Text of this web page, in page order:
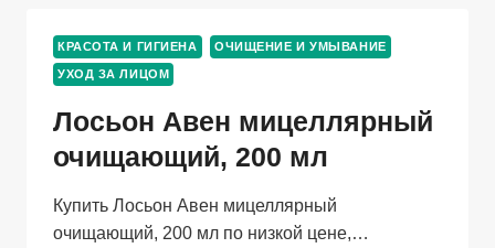
Д/
ЛИЦА,
200
КРАСОТА И ГИГИЕНА ОЧИЩЕНИЕ И УМЫВАНИЕ
УХОД ЗА ЛИЦОМ
Лосьон Авен мицеллярный
очищающий, 200 мл
Купить Лосьон Авен мицеллярный
очищающий, 200 мл по низкой цене,…